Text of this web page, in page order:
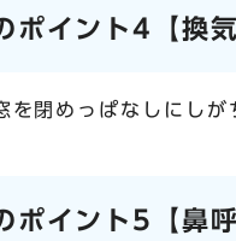
ポイント4【換気
を閉めっぱなしにし
ポイント5【鼻呼